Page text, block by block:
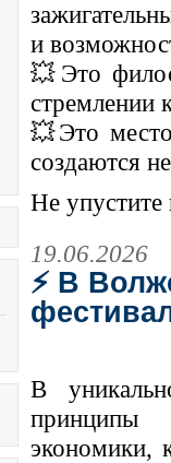
и
💥Это
стремлении
💥Это
создаются
Не упустите
19.06.2026
⚡️ В
В
принципы
экономики,